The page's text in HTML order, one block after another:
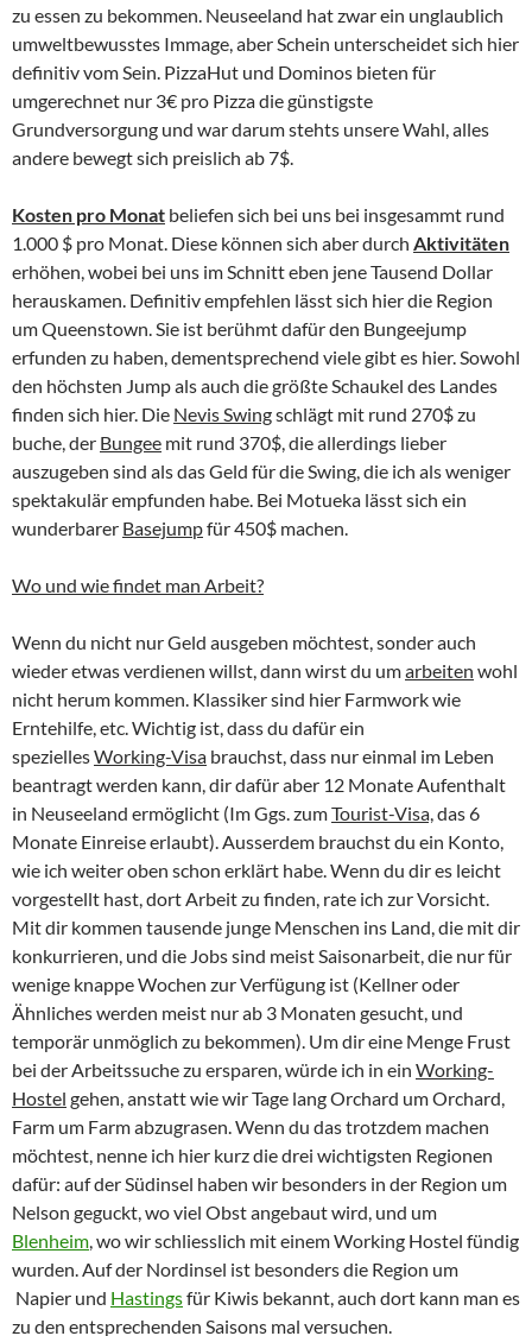
zu essen zu bekommen. Neuseeland hat zwar ein unglaublich
umweltbewusstes Immage, aber Schein unterscheidet sich hier
definitiv vom Sein. PizzaHut und Dominos bieten für
umgerechnet nur 3€ pro Pizza die günstigste
Grundversorgung und war darum stehts unsere Wahl, alles
andere bewegt sich preislich ab 7$.
Kosten pro Monat beliefen sich bei uns bei insgesammt rund
1.000 $ pro Monat. Diese können sich aber durch Aktivitäten
erhöhen, wobei bei uns im Schnitt eben jene Tausend Dollar
herauskamen. Definitiv empfehlen lässt sich hier die Region
um Queenstown. Sie ist berühmt dafür den Bungeejump
erfunden zu haben, dementsprechend viele gibt es hier. Sowohl
den höchsten Jump als auch die größte Schaukel des Landes
finden sich hier. Die Nevis Swingschlägt mit rund 270$ zu
buche, der Bungee mit rund 370$, die allerdings lieber
auszugeben sind als das Geld für die Swing, die ich als weniger
spektakulär empfunden habe. Bei Motueka lässt sich ein
wunderbarer Basejumpfür 450$ machen.
Wo und wie findet man Arbeit?
Wenn du nicht nur Geld ausgeben möchtest, sonder auch
wieder etwas verdienen willst, dann wirst du umarbeiten wohl
nicht herum kommen. Klassiker sind hier Farmwork wie
Erntehilfe, etc. Wichtig ist, dass du dafür ein
speziellesWorking-Visa brauchst, dass nur einmal im Leben
beantragt werden kann, dir dafür aber 12 Monate Aufenthalt
in Neuseeland ermöglicht (Im Ggs. zumTourist-Visa,das 6
Monate Einreise erlaubt). Ausserdem brauchst du ein Konto,
wie ich weiter oben schon erklärt habe. Wenn du dir es leicht
vorgestellt hast, dort Arbeit zu finden, rate ich zur Vorsicht.
Mit dir kommen tausende junge Menschen ins Land, die mit dir
konkurrieren, und die Jobs sind meist Saisonarbeit, die nur für
wenige knappe Wochen zur Verfügung ist (Kellner oder
Ähnliches werden meist nur ab 3 Monaten gesucht, und
temporär unmöglich zu bekommen). Um dir eine Menge Frust
bei der Arbeitssuche zu ersparen, würde ich in ein Working-
Hostel gehen, anstatt wie wir Tage lang Orchard um Orchard,
Farm um Farm abzugrasen. Wenn du das trotzdem machen
möchtest, nenne ich hier kurz die drei wichtigsten Regionen
dafür: auf der Südinsel haben wir besonders in der Region um
Nelson geguckt, wo viel Obst angebaut wird, und um
Blenheim, wo wir schliesslich mit einem Working Hostel fündig
wurden. Auf der Nordinsel ist besonders die Region um
Napier und Hastingsfür Kiwis bekannt, auch dort kann man es
zu den entsprechenden Saisons mal versuchen.